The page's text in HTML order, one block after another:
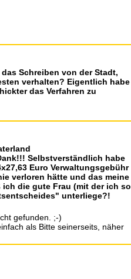
Schreiben von der Stadt,
verhalten? Eigentlich habe
das Verfahren zu
Selbstverständlich habe
Euro Verwaltungsgebühr
verloren hätte und das meine
ich die gute Frau (mit der ich so
unterliege?!
gefunden. ;-)
als Bitte seinerseits, näher